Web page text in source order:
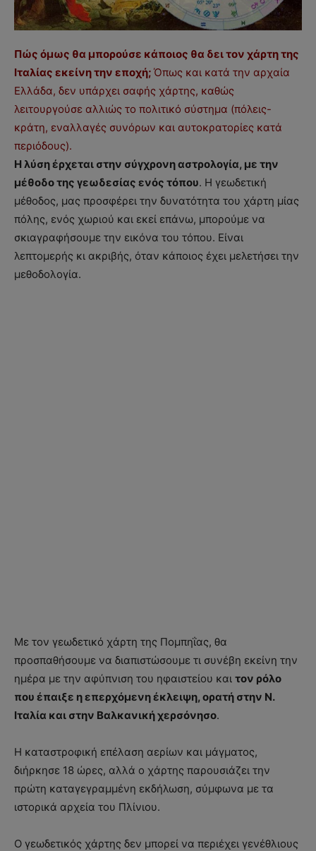
Πώς όμως θα μπορούσε κάποιος θα δει τον χάρτη της
Ιταλίας εκείνη την εποχή; Όπως και κατά την αρχαία
Ελλάδα, δεν υπάρχει σαφής χάρτης, καθώς
λειτουργούσε αλλιώς το πολιτικό σύστημα (πόλεις-
κράτη, εναλλαγές συνόρων και αυτοκρατορίες κατά
περιόδους).
Η λύση έρχεται στην σύγχρονη αστρολογία, με την
μέθοδο της γεωδεσίας ενός τόπου. Η γεωδετική
μέθοδος, μας προσφέρει την δυνατότητα του χάρτη μίας
πόλης, ενός χωριού και εκεί επάνω, μπορούμε να
σκιαγραφήσουμε την εικόνα του τόπου. Είναι
λεπτομερής κι ακριβής, όταν κάποιος έχει μελετήσει την
μεθοδολογία.
Με τον γεωδετικό χάρτη της Πομπηΐας, θα
προσπαθήσουμε να διαπιστώσουμε τι συνέβη εκείνη την
ημέρα με την αφύπνιση του ηφαιστείου και τον ρόλο
που έπαιξε η επερχόμενη έκλειψη, ορατή στην Ν.
Ιταλία και στην Βαλκανική χερσόνησο.
Η καταστροφική επέλαση αερίων και μάγματος,
διήρκησε 18 ώρες, αλλά ο χάρτης παρουσιάζει την
πρώτη καταγεγραμμένη εκδήλωση, σύμφωνα με τα
ιστορικά αρχεία του Πλίνιου.
Ο γεωδετικός χάρτης δεν μπορεί να περιέχει γενέθλιους